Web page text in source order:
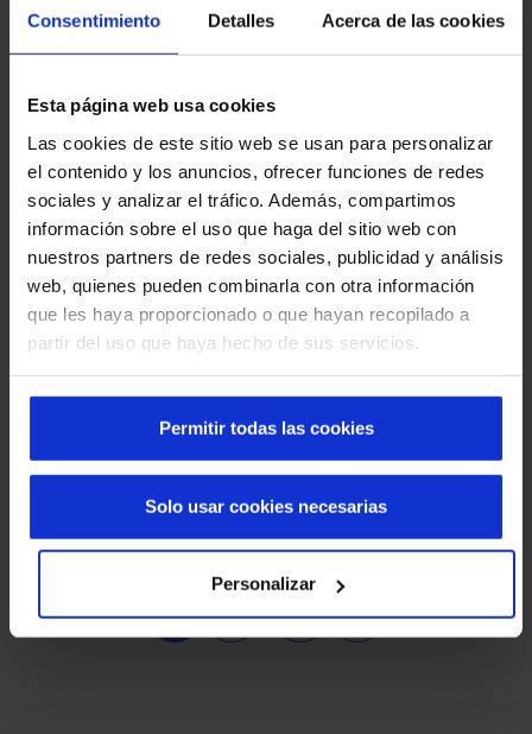
Consentimiento Detalles Acerca de las cookies
Esta página web usa cookies
Las cookies de este sitio web se usan para personalizar
el contenido y los anuncios, ofrecer funciones de redes
sociales y analizar el tráfico. Además, compartimos
información sobre el uso que haga del sitio web con
nuestros partners de redes sociales, publicidad y análisis
web, quienes pueden combinarla con otra información
que les haya proporcionado o que hayan recopilado a
partir del uso que haya hecho de sus servicios.
Permitir todas las cookies
Personalizar
Solo usar cookies necesarias
Découvrez les portes automatiques Manusa
dans les quartiers de Barcelone
Que faire en cas de panne d'une porte rapide :
Page courante
1
Page
2
…
Next page
›
Dernière page
»